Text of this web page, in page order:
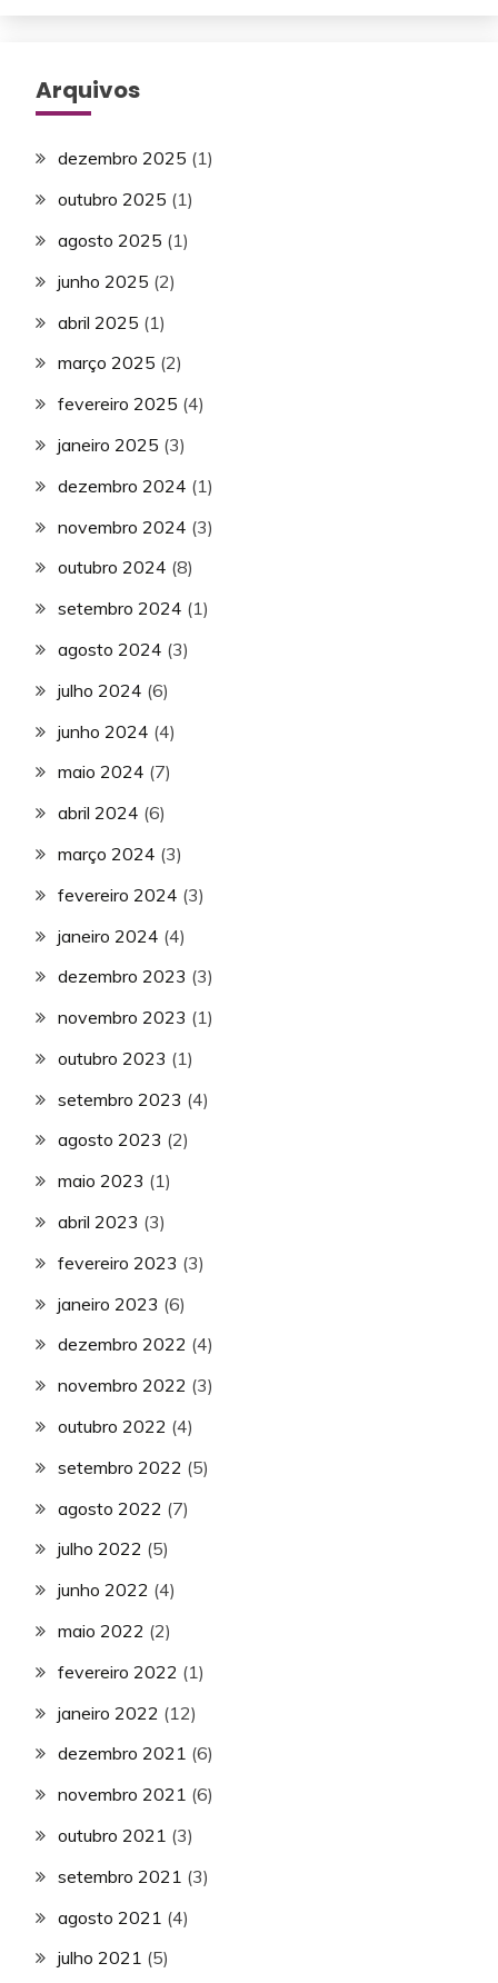
Arquivos
dezembro 2025 (1)
outubro 2025 (1)
agosto 2025 (1)
junho 2025 (2)
abril 2025 (1)
março 2025 (2)
fevereiro 2025 (4)
janeiro 2025 (3)
dezembro 2024 (1)
novembro 2024 (3)
outubro 2024 (8)
setembro 2024 (1)
agosto 2024 (3)
julho 2024 (6)
junho 2024 (4)
maio 2024 (7)
abril 2024 (6)
março 2024 (3)
fevereiro 2024 (3)
janeiro 2024 (4)
dezembro 2023 (3)
novembro 2023 (1)
outubro 2023 (1)
setembro 2023 (4)
agosto 2023 (2)
maio 2023 (1)
abril 2023 (3)
fevereiro 2023 (3)
janeiro 2023 (6)
dezembro 2022 (4)
novembro 2022 (3)
outubro 2022 (4)
setembro 2022 (5)
agosto 2022 (7)
julho 2022 (5)
junho 2022 (4)
maio 2022 (2)
fevereiro 2022 (1)
janeiro 2022 (12)
dezembro 2021 (6)
novembro 2021 (6)
outubro 2021 (3)
setembro 2021 (3)
agosto 2021 (4)
julho 2021 (5)